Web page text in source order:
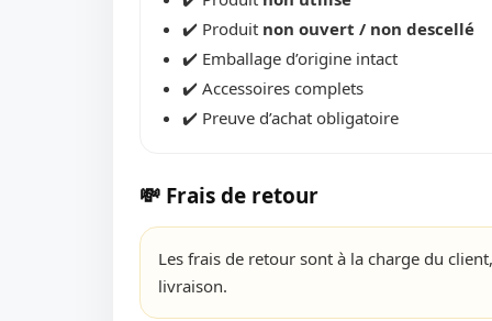
✔️ Produit non ouvert / non descellé
✔️ Emballage d’origine intact
✔️ Accessoires complets
✔️ Preuve d’achat obligatoire
💸 Frais de retour
Les frais de retour sont à la charge du
livraison.